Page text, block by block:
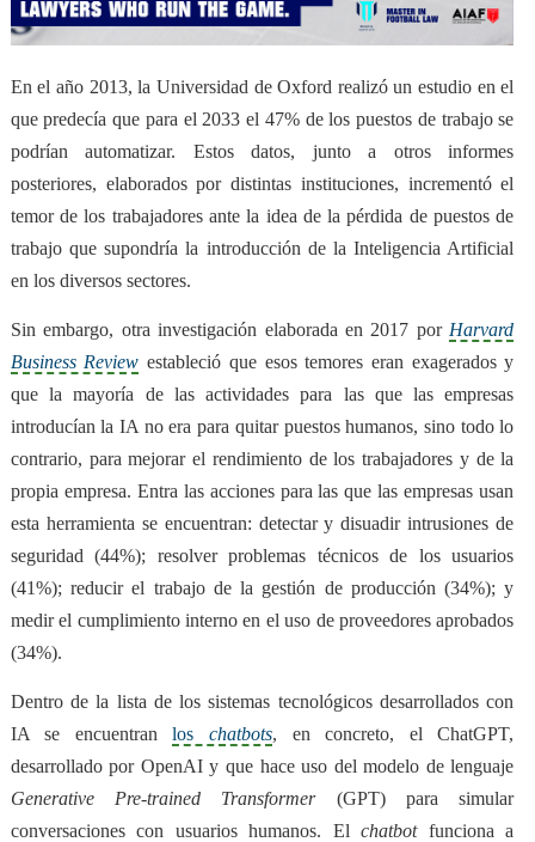
En el año 2013, la Universidad de Oxford realizó un estudio en el
que predecía que para el 2033 el 47% de los puestos de trabajo se
podrían automatizar. Estos datos, junto a otros informes
posteriores, elaborados por distintas instituciones, incrementóel
temor de los trabajadores ante la idea de la pérdida de puestos de
trabajo que supondría la introducción de la Inteligencia Artificial
en los diversos sectores.
Sin embargo, otra investigación elaborada en 2017 por Harvard
Business Review estableció que esos temores eran exagerados y
que la mayoría de las actividades para las que las empresas
introducían la IA no era para quitar puestos humanos, sino todo lo
contrario, paramejorar el rendimiento de los trabajadores y de la
propia empresa. Entra las acciones para las que las empresas usan
esta herramienta se encuentran: detectar y disuadir intrusiones de
seguridad (44%); resolver problemas técnicos de los usuarios
(41%); reducir el trabajo de la gestión de producción (34%); y
medir el cumplimiento interno en el uso de proveedores aprobados
(34%).
Dentro de la lista de los sistemas tecnológicos desarrollados con
IA se encuentranloschatbots, en concreto, el ChatGPT,
desarrollado por OpenAI y que hace uso del modelo de lenguaje
Generative Pre-trained Transformer(GPT) para simular
conversaciones con usuarios humanos. Elchatbotfunciona a